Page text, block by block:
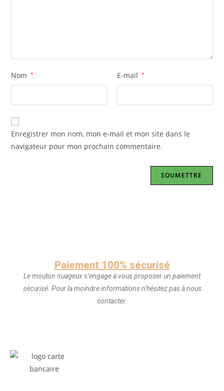
Nom * E-mail *
Enregistrer mon nom, mon e-mail et mon site dans le
navigateur pour mon prochain commentaire.
Paiement 100% sécurisé
Le mouton nuageux s’engage à vous proposer un paiement
sécurisé. Pour la moindre informations n’hésitez pas à nous
contacter.